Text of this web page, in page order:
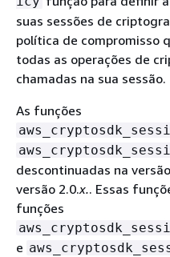
suas sessões de
política de compromisso
todas as operações de
chamadas na sua sessão.
As funções
descontinuadas na
versão 2.0.x.. Essas
funções
e